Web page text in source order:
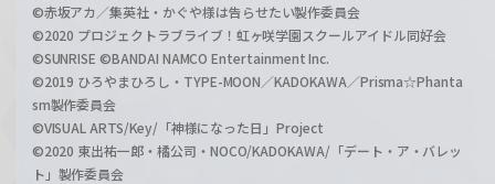
©赤坂アカ／集英社・かぐや様は告らせたい製作委員会
©2020 プロジェクトラブライブ！虹ヶ咲学園スクールアイドル同好会
©SUNRISE ©BANDAI NAMCO Entertainment Inc.
©2019 ひろやまひろし・TYPE-MOON／KADOKAWA／Prisma☆Phanta
sm製作委員会
©VISUAL ARTS/Key/「神様になった日」Project
©2020 東出祐一郎・橘公司・NOCO/KADOKAWA/「デート・ア・バレッ
ト」製作委員会